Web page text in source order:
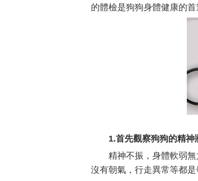
的體檢是狗狗身體健康的首
1.首先觀察狗狗的精神
精神不振，身體軟弱
沒有朝氣，行走異常等都